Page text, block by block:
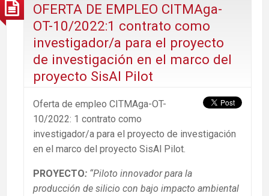
OFERTA DE EMPLEO CITMAga-
OT-10/2022:1 contrato como
investigador/a para el proyecto
de investigación en el marco del
proyecto SisAl Pilot
Oferta de empleo CITMAga-OT-
10/2022: 1 contrato como
investigador/a para el proyecto de investigación
en el marco del proyecto SisAl Pilot.
PROYECTO: “Piloto innovador para la
producción de silicio con bajo impacto ambiental